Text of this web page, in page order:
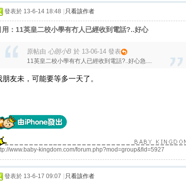
發表於 13-6-14 18:48 只看該作者
用：11英皇二校小學有冇人已經收到電話?..好心
原帖由 心朗小B 於 13-06-14 發表
11英皇二校小學有冇人已經收到電話?..好心急....
朋友未，可能要等多一天了。
www.baby-kingdom.com/forum.php?mod=group&fid=5927
發表於 13-6-17 09:07 只看該作者